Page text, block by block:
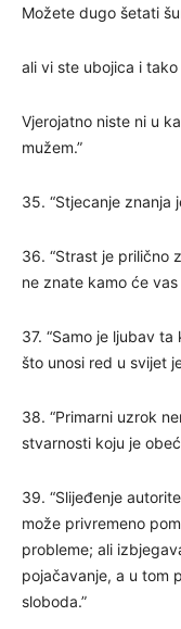
Možete dugo šetati
ali vi ste ubojica i
Vjerojatno niste ni u
mužem.”
35. “Stjecanje znanja
36. “Strast je prilično
ne znate kamo će vas
37. “Samo je ljubav
što unosi red u svijet
38. “Primarni uzrok
stvarnosti koju je
39. “Slijeđenje
može privremeno
probleme; ali
pojačavanje, a u tom
sloboda.”